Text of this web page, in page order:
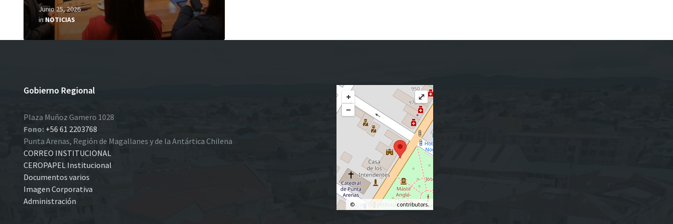
Junio 25, 2026
inNOTICIAS
Gobierno Regional
Plaza Muñoz Gamero 1028
Fono: +56 61 2203768
Punta Arenas, Región de Magallanes y de la Antártica Chilena
CORREO INSTITUCIONAL
CEROPAPEL Institucional
Documentos varios
Imagen Corporativa
Administración
+
−
© OpenStreetMapcontributors.
⤢